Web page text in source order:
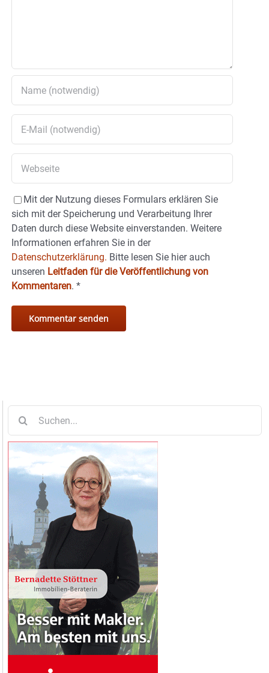
Mit der Nutzung dieses Formulars erklären Sie
sich mit der Speicherung und Verarbeitung Ihrer
Daten durch diese Website einverstanden. Weitere
Informationen erfahren Sie in der
Datenschutzerklärung. Bitte lesen Sie hier auch
unseren Leitfaden für die Veröffentlichung von
Kommentaren. *
nach: